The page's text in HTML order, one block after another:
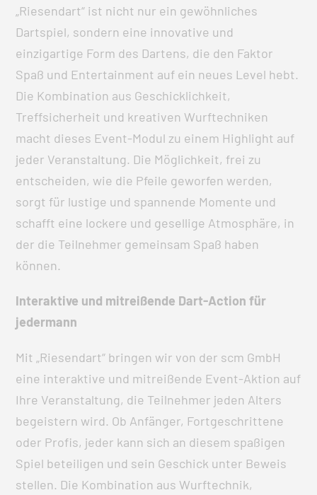
„Riesendart“ ist nicht nur ein gewöhnliches
Dartspiel, sondern eine innovative und
einzigartige Form des Dartens, die den Faktor
Spaß und Entertainment auf ein neues Level hebt.
Die Kombination aus Geschicklichkeit,
Treffsicherheit und kreativen Wurftechniken
macht dieses Event-Modul zu einem Highlight auf
jeder Veranstaltung. Die Möglichkeit, frei zu
entscheiden, wie die Pfeile geworfen werden,
sorgt für lustige und spannende Momente und
schafft eine lockere und gesellige Atmosphäre, in
der die Teilnehmer gemeinsam Spaß haben
können.
Interaktive und mitreißende Dart-Action für
jedermann
Mit „Riesendart“ bringen wir von der scm GmbH
eine interaktive und mitreißende Event-Aktion auf
Ihre Veranstaltung, die Teilnehmer jeden Alters
begeistern wird. Ob Anfänger, Fortgeschrittene
oder Profis, jeder kann sich an diesem spaßigen
Spiel beteiligen und sein Geschick unter Beweis
stellen. Die Kombination aus Wurftechnik,